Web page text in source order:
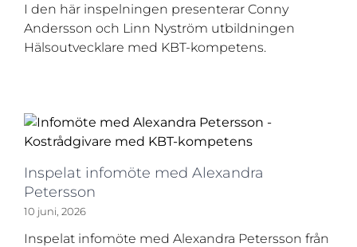
I den här inspelningen presenterar Conny
Andersson och Linn Nyström utbildningen
Hälsoutvecklare med KBT-kompetens.
Inspelat infomöte med Alexandra
Petersson
10 juni, 2026
Inspelat infomöte med Alexandra Petersson från